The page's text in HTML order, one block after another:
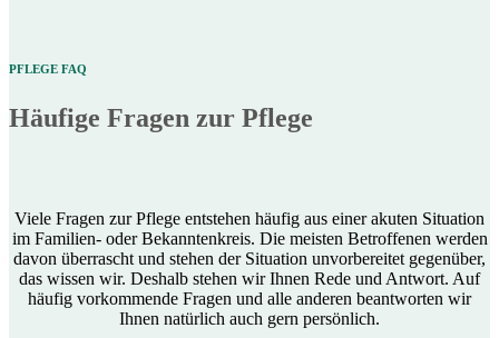
PFLEGE FAQ
Häufige Fragen zur Pflege
Viele Fragen zur Pflege entstehen häufig aus einer akuten Situation
im Familien- oder Bekanntenkreis. Die meisten Betroffenen werden
davon überrascht und stehen der Situation unvorbereitet gegenüber,
das wissen wir. Deshalb stehen wir Ihnen Rede und Antwort. Auf
häufig vorkommende Fragen und alle anderen beantworten wir
Ihnen natürlich auch gern persönlich.